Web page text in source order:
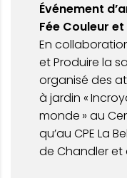
Événement
Fée Couleur
En
et Produire la
organisé des
à jardin «
monde » au
qu’au CPE La
de Chandler et